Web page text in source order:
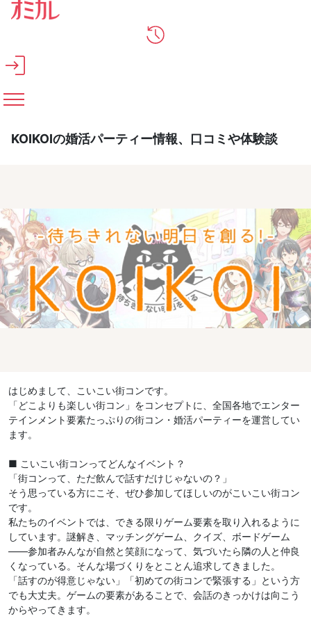
メインコンテンツへスキップ
KOIKOIの婚活パーティー情報、口コミや体験談
はじめまして、こいこい街コンです。
「どこよりも楽しい街コン」をコンセプトに、全国各地でエンター
テインメント要素たっぷりの街コン・婚活パーティーを運営してい
ます。
■ こいこい街コンってどんなイベント？
「街コンって、ただ飲んで話すだけじゃないの？」
そう思っている方にこそ、ぜひ参加してほしいのがこいこい街コン
です。
私たちのイベントでは、できる限りゲーム要素を取り入れるように
しています。謎解き、マッチングゲーム、クイズ、ボードゲーム
——参加者みんなが自然と笑顔になって、気づいたら隣の人と仲良
くなっている。そんな場づくりをとことん追求してきました。
「話すのが得意じゃない」「初めての街コンで緊張する」という方
でも大丈夫。ゲームの要素があることで、会話のきっかけは向こう
からやってきます。